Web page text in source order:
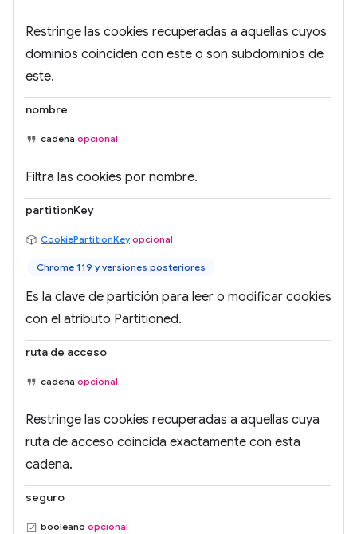
Restringe las cookies recuperadas a aquellas cuyos
dominios coinciden con este o son subdominios de
este.
nombre
cadena opcional
Filtra las cookies por nombre.
partitionKey
CookiePartitionKey opcional
Chrome 119 y versiones posteriores
Es la clave de partición para leer o modificar cookies
con el atributo Partitioned.
ruta de acceso
cadena opcional
Restringe las cookies recuperadas a aquellas cuya
ruta de acceso coincida exactamente con esta
cadena.
seguro
booleano opcional